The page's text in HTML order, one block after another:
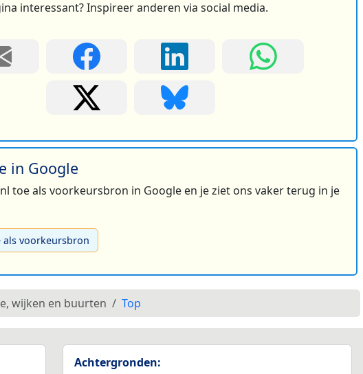
interessant? Inspireer anderen via social media.
in Google
toe als voorkeursbron in Google en je ziet ons vaker terug in je
als voorkeursbron
wijken en buurten Top
Achtergronden: